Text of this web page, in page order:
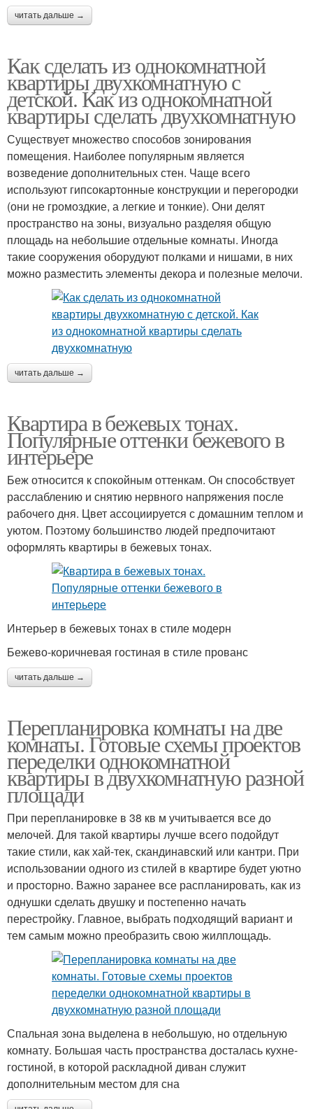
Ремонт в
однокомнатной
квартире
1-комнатная квартира
читать дальше →
Как сделать из однокомнатной
квартиры двухкомнатную с
детской. Как из однокомнатной
квартиры сделать двухкомнатную
Существует множество способов зонирования
помещения. Наиболее популярным является
возведение дополнительных стен. Чаще всего
используют гипсокартонные конструкции и перегородки
(они не громоздкие, а легкие и тонкие). Они делят
пространство на зоны, визуально разделяя общую
площадь на небольшие отдельные комнаты. Иногда
такие сооружения оборудуют полками и нишами, в них
можно разместить элементы декора и полезные мелочи.
читать дальше →
Квартира в бежевых тонах.
Популярные оттенки бежевого в
интерьере
Беж относится к спокойным оттенкам. Он способствует
расслаблению и снятию нервного напряжения после
рабочего дня. Цвет ассоциируется с домашним теплом и
уютом. Поэтому большинство людей предпочитают
оформлять квартиры в бежевых тонах.
Интерьер в бежевых тонах в стиле модерн
Бежево-коричневая гостиная в стиле прованс
читать дальше →
Перепланировка комнаты на две
комнаты. Готовые схемы проектов
переделки однокомнатной
квартиры в двухкомнатную разной
площади
При перепланировке в 38 кв м учитывается все до
мелочей. Для такой квартиры лучше всего подойдут
такие стили, как хай-тек, скандинавский или кантри. При
использовании одного из стилей в квартире будет уютно
и просторно. Важно заранее все распланировать, как из
однушки сделать двушку и постепенно начать
перестройку. Главное, выбрать подходящий вариант и
тем самым можно преобразить свою жилплощадь.
Спальная зона выделена в небольшую, но отдельную
комнату. Большая часть пространства досталась кухне-
гостиной, в которой раскладной диван служит
дополнительным местом для сна